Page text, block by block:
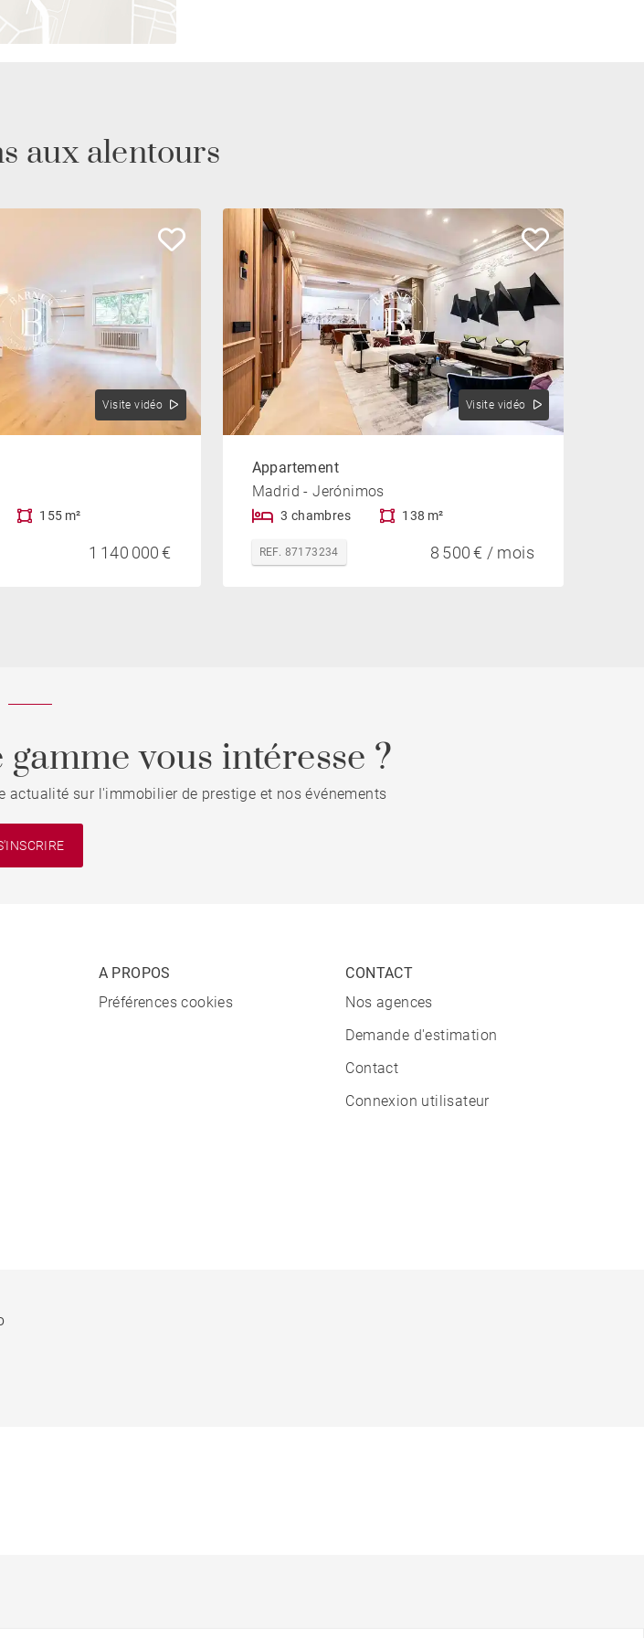
aux alentours
Visite vidéo
155 m²
1 140 000 €
Visite vidéo
Appartement
Madrid - Jerónimos
3 chambres 138 m²
REF. 87173234 8 500 € / mois
vous intéresse ?
actualité sur l'immobilier de prestige et nos événements
A PROPOS
Préférences cookies
CONTACT
Nos agences
Demande d'estimation
Contact
Connexion utilisateur